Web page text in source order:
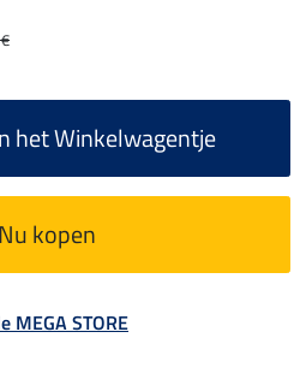
het Winkelwagentje
Nu kopen
MEGA STORE